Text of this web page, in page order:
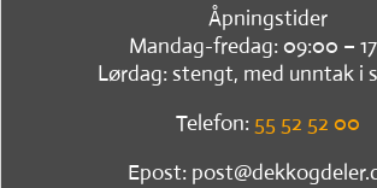
Åpningstider
Mandag-fredag: 09:00 –
Lørdag: stengt, med unntak i
Telefon: 55 52 52 00
Epost: